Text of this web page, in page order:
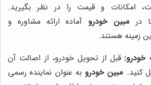
امکانات و قیمت را در نظر بگیرید.
در مبین خودرو آماده ارائه مشاوره و
زمینه هستند.
خودرو: قبل از تحویل خودرو، از اصالت آن
کنید. مبین خودرو به عنوان نماینده رسمی